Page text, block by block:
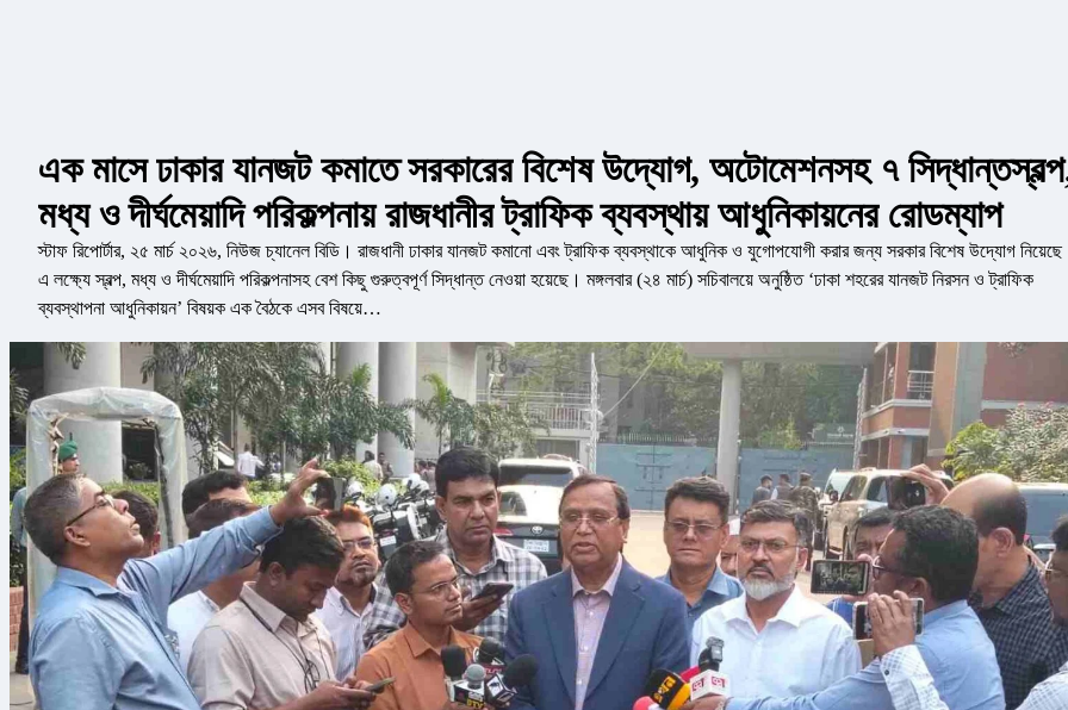
এক মাসে ঢাকার যানজট কমাতে সরকারের বিশেষ উদ্যোগ, অটোমেশনসহ ৭
মধ্য ও দীর্ঘমেয়াদি পরিকল্পনায় রাজধানীর ট্রাফিক ব্যবস্থায় আধুনিকায়নের রোডম্যাপ
স্টাফ রিপোর্টার, ২৫ মার্চ ২০২৬, নিউজ চ্যানেল বিডি। রাজধানী ঢাকার যানজট কমানো এবং ট্রাফিক ব্যবস্থাকে আধুনিক ও যুগোপযোগী করার জন্য সরকার বিশেষ উদ্যোগ
এ লক্ষ্যে স্বল্প, মধ্য ও দীর্ঘমেয়াদি পরিকল্পনাসহ বেশ কিছু গুরুত্বপূর্ণ সিদ্ধান্ত নেওয়া হয়েছে। মঙ্গলবার (২৪ মার্চ) সচিবালয়ে অনুষ্ঠিত ‘ঢাকা শহরের যানজট নিরসন ও ট্রাফিক
ব্যবস্থাপনা আধুনিকায়ন’ বিষয়ক এক বৈঠকে এসব বিষয়ে…